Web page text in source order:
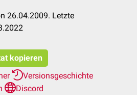
26.04.2009. Letzte
kopieren
Versionsgeschichte
Discord